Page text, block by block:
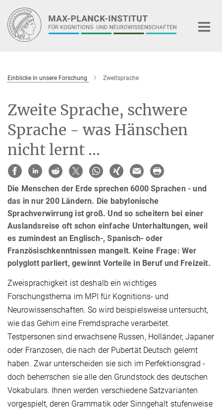
Hauptinhalt
Einblicke in unsere Forschung Zweitsprache
Zweite Sprache, schwere
Sprache - was Hänschen
nicht lernt ...
Die Menschen der Erde sprechen 6000 Sprachen - und
das in nur 200 Ländern. Die babylonische
Sprachverwirrung ist groß. Und so scheitern bei einer
Auslandsreise oft schon einfache Unterhaltungen, weil
es zumindest an Englisch-, Spanisch- oder
Französischkenntnissen mangelt. Keine Frage: Wer
polyglott parliert, gewinnt Vorteile in Beruf und Freizeit.
Zweisprachigkeit ist deshalb ein wichtiges
Forschungsthema im MPI für Kognitions- und
Neurowissenschaften. So wird beispielsweise untersucht,
wie das Gehirn eine Fremdsprache verarbeitet.
Testpersonen sind erwachsene Russen, Holländer, Japaner
oder Franzosen, die nach der Pubertät Deutsch gelernt
haben. Zwar unterscheiden sie sich im Perfektionsgrad -
doch beherrschen sie alle den Grundstock des deutschen
Vokabulars. Ihnen werden verschiedene Satzvarianten
vorgespielt, deren Grammatik oder Sinngehalt stufenweise